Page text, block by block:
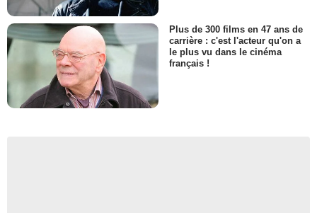
Plus de 300 films en 47 ans de
carrière : c'est l'acteur qu'on a
le plus vu dans le cinéma
français !